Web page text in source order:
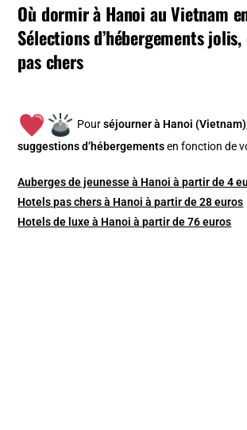
Où dormir à Hanoi au Vietnam
Sélections d’hébergements
pas chers
Pourséjourner à Hanoi
suggestions d’hébergements en fonction de
Auberges de jeunesse à Hanoi à partir de 4
Hotels pas chers à Hanoi à partir de 28 euros
Hotels de luxe à Hanoi à partir de 76 euros